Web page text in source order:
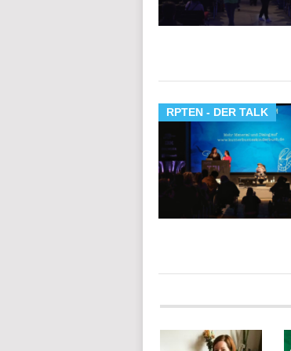
RPTEN - DER TALK
POSTS
NAVIGATION